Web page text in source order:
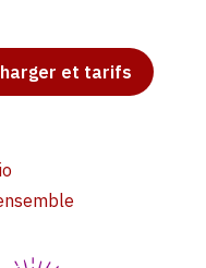
et tarifs